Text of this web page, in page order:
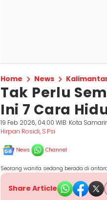
Home News
Tak Perlu
Ini 7 Cara
19 Feb 2026, 04:00 WIB Kota
Hirpan Rosidi, S.Psi
News Channel
Seorang wanita sedang berada di
Share Article